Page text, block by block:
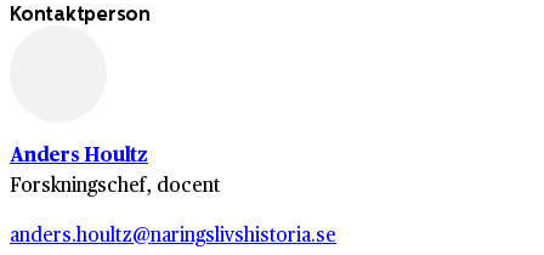
Kontaktperson
Anders Houltz
Forskningschef, docent
anders.houltz@naringslivshistoria.se